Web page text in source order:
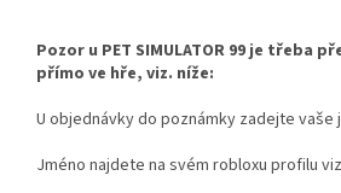
Pozor u PET SIMULATOR 99 je třeba
přímo ve hře, viz. níže:
U objednávky do poznámky zadejte vaše
Jméno najdete na svém robloxu profilu